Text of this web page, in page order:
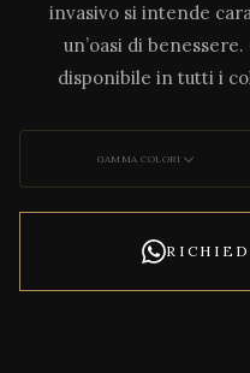
invasivo si intende
un’oasi di
disponibile in tutti i
GAMMA COLORI